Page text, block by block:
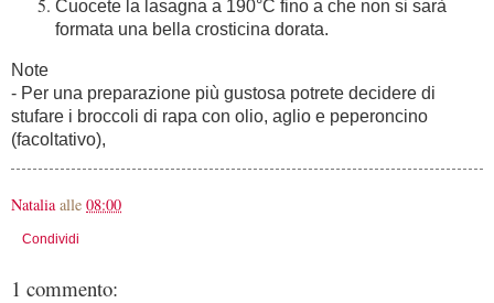
Cuocete la lasagna a 190°C fino a che non si sarà
formata una bella crosticina dorata.
Note
- Per una preparazione più gustosa potrete decidere di
stufare i broccoli di rapa con olio, aglio e peperoncino
(facoltativo),
Natalia alle 08:00
Condividi
1 commento: